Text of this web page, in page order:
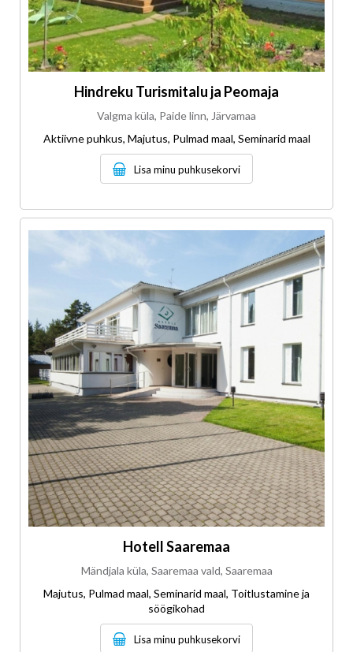
Hindreku Turismitalu ja Peomaja
Valgma küla, Paide linn, Järvamaa
Aktiivne puhkus, Majutus, Pulmad maal, Seminarid maal
Lisa minu puhkusekorvi
Hotell Saaremaa
Mändjala küla, Saaremaa vald, Saaremaa
Majutus, Pulmad maal, Seminarid maal, Toitlustamine ja
söögikohad
Lisa minu puhkusekorvi